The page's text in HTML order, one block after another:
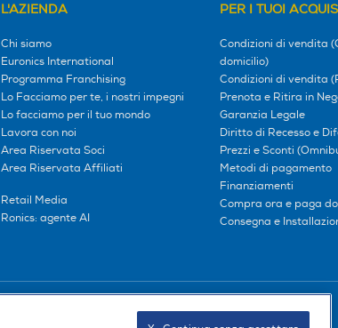
L'AZIENDA
Chi siamo
Euronics International
Programma Franchising
Lo Facciamo per te, i nostri impegni
Lo facciamo per il tuo mondo
Lavora con noi
Area Riservata Soci
Area Riservata Affiliati
Retail Media
Ronics: agente AI
PER I TUOI
Condizioni di vendita
domicilio)
Condizioni di vendita
Prenota e Ritira in
Garanzia Legale
Diritto di Recesso e
Prezzi e Sconti
Metodi di pagamento
Finanziamenti
Compra ora e paga
Consegna e
Seguici sui social